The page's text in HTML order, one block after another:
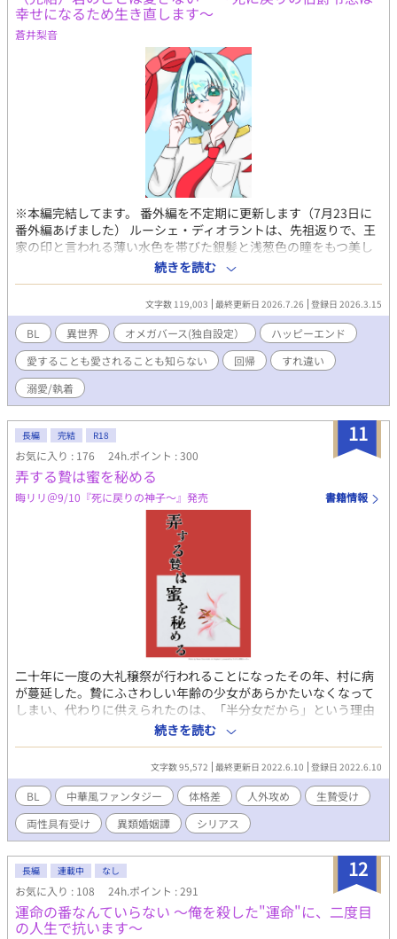
幸せになるため生き直します〜
蒼井梨音
※本編完結してます。 番外編を不定期に更新します（7月23日に
番外編あげました） ルーシェ・ディオラントは、先祖返りで、王
家の印と言われる薄い水色を帯びた銀髪と浅葱色の瞳をもつ美し
いオメガ。しかし、正妻との子どもでないため、伯爵家では虐げ
られて育てられてきた。 そんなルーシェは、アルファである冷徹
無比といわれる騎士団長のサイラス・ヴァルフォードと結婚する
ことになった。 どんなに冷遇されようと、伯爵家での生活より
は、いいはず。 もしかしたら、これから恋に落ちるのかもしれな
い、と思うと、ルーシェはとても幸福に満ちていた。 しかし、結
婚生活は、幸せとはほど遠いものであった。 ーーなんで、サイラ
ス様は、僕の手をとってくれないの？ 愛することも愛されること
も知らない2人が、すれ違いを経て、やり直した人生でようやく愛
ます。 ※無事に完結しました。ありがとうございました。
続きを読む
文字数 119,003 最終更新日 2026.7.26 登録日 2026.3.15
BL 異世界 オメガバース(独自設定）
ハッピーエンド
愛することも愛されることも知らない
回帰
すれ違い
溺愛/執着
11
長編 完結 R18
お気に入り : 176 24h.ポイント : 300
弄する贄は蜜を秘める
晦リリ＠9/10『死に戻りの神子～』発売 書籍情報
二十年に一度の大礼穣祭が行われることになったその年、村に病
が蔓延した。贄にふさわしい年齢の少女があらかたいなくなって
しまい、代わりに供えられたのは、「半分女だから」という理由
で白羽の矢が立った両性の少年、莢珂だった。 ◆粗暴で淫蕩な山
神×両性の少年 ◆暴力表現があります。 ◆R15表現が含まれる場
合、副題に☆がつきます。 ◆R18表現が含まれる場合、副題に★
がつきます。 ※ムーンライトノベルズでも掲載中です。
続きを読む
文字数 95,572 最終更新日 2022.6.10 登録日 2022.6.10
BL 中華風ファンタジー 体格差 人外攻め
生贄受け
両性具有受け
異類婚姻譚 シリアス
12
長編 連載中 なし
お気に入り : 108 24h.ポイント : 291
運命の番なんていらない 〜俺を殺した"運命"に、二度目
の人生で抗います〜